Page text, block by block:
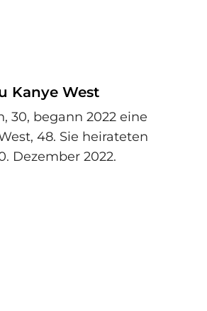
Kanye West
30, begann 2022 eine
48. Sie heirateten
Dezember 2022.